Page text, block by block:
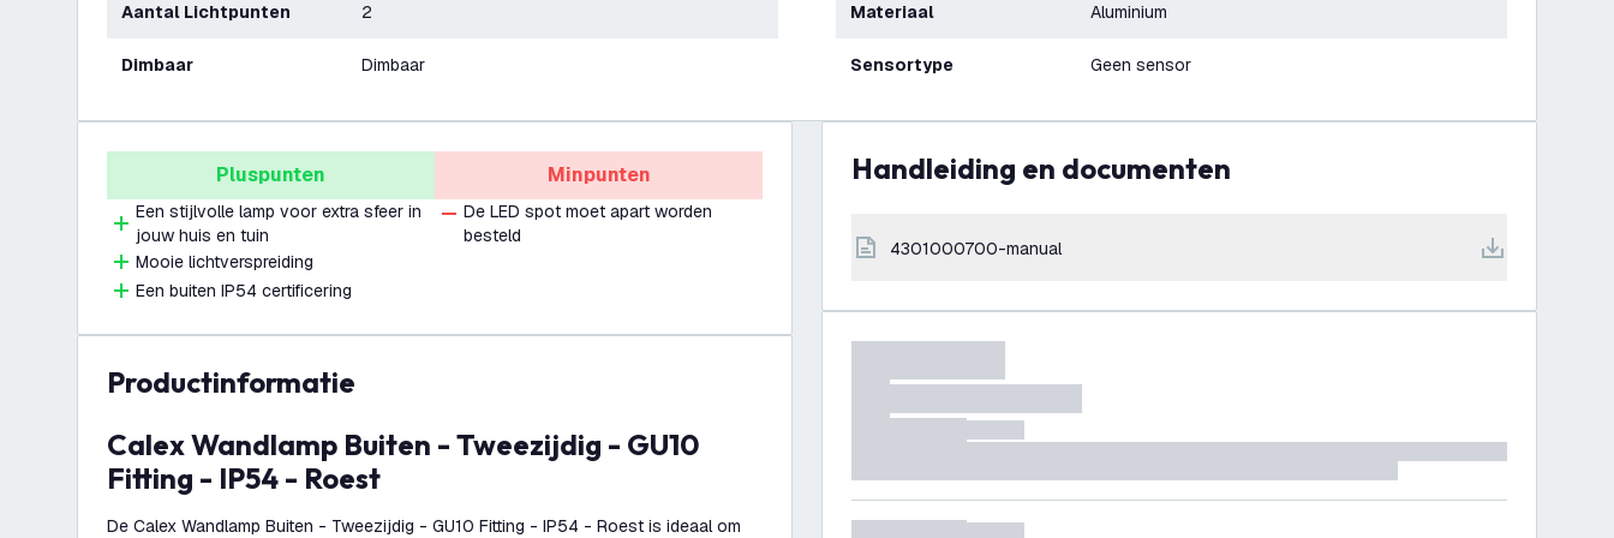
Aantal Lichtpunten 2
Dimbaar Dimbaar
Materiaal Aluminium
Sensortype Geen sensor
Pluspunten
Een stijlvolle lamp voor extra sfeer in
jouw huis en tuin
Mooie lichtverspreiding
Een buiten IP54 certificering
Minpunten
De LED spot moet apart worden
besteld
productinformatie
Calex Wandlamp Buiten - Tweezijdig - GU10
Fitting - IP54 - Roest
De Calex Wandlamp Buiten - Tweezijdig - GU10 Fitting - IP54 - Roest is ideaal om
Handleiding en documenten
4301000700-manual